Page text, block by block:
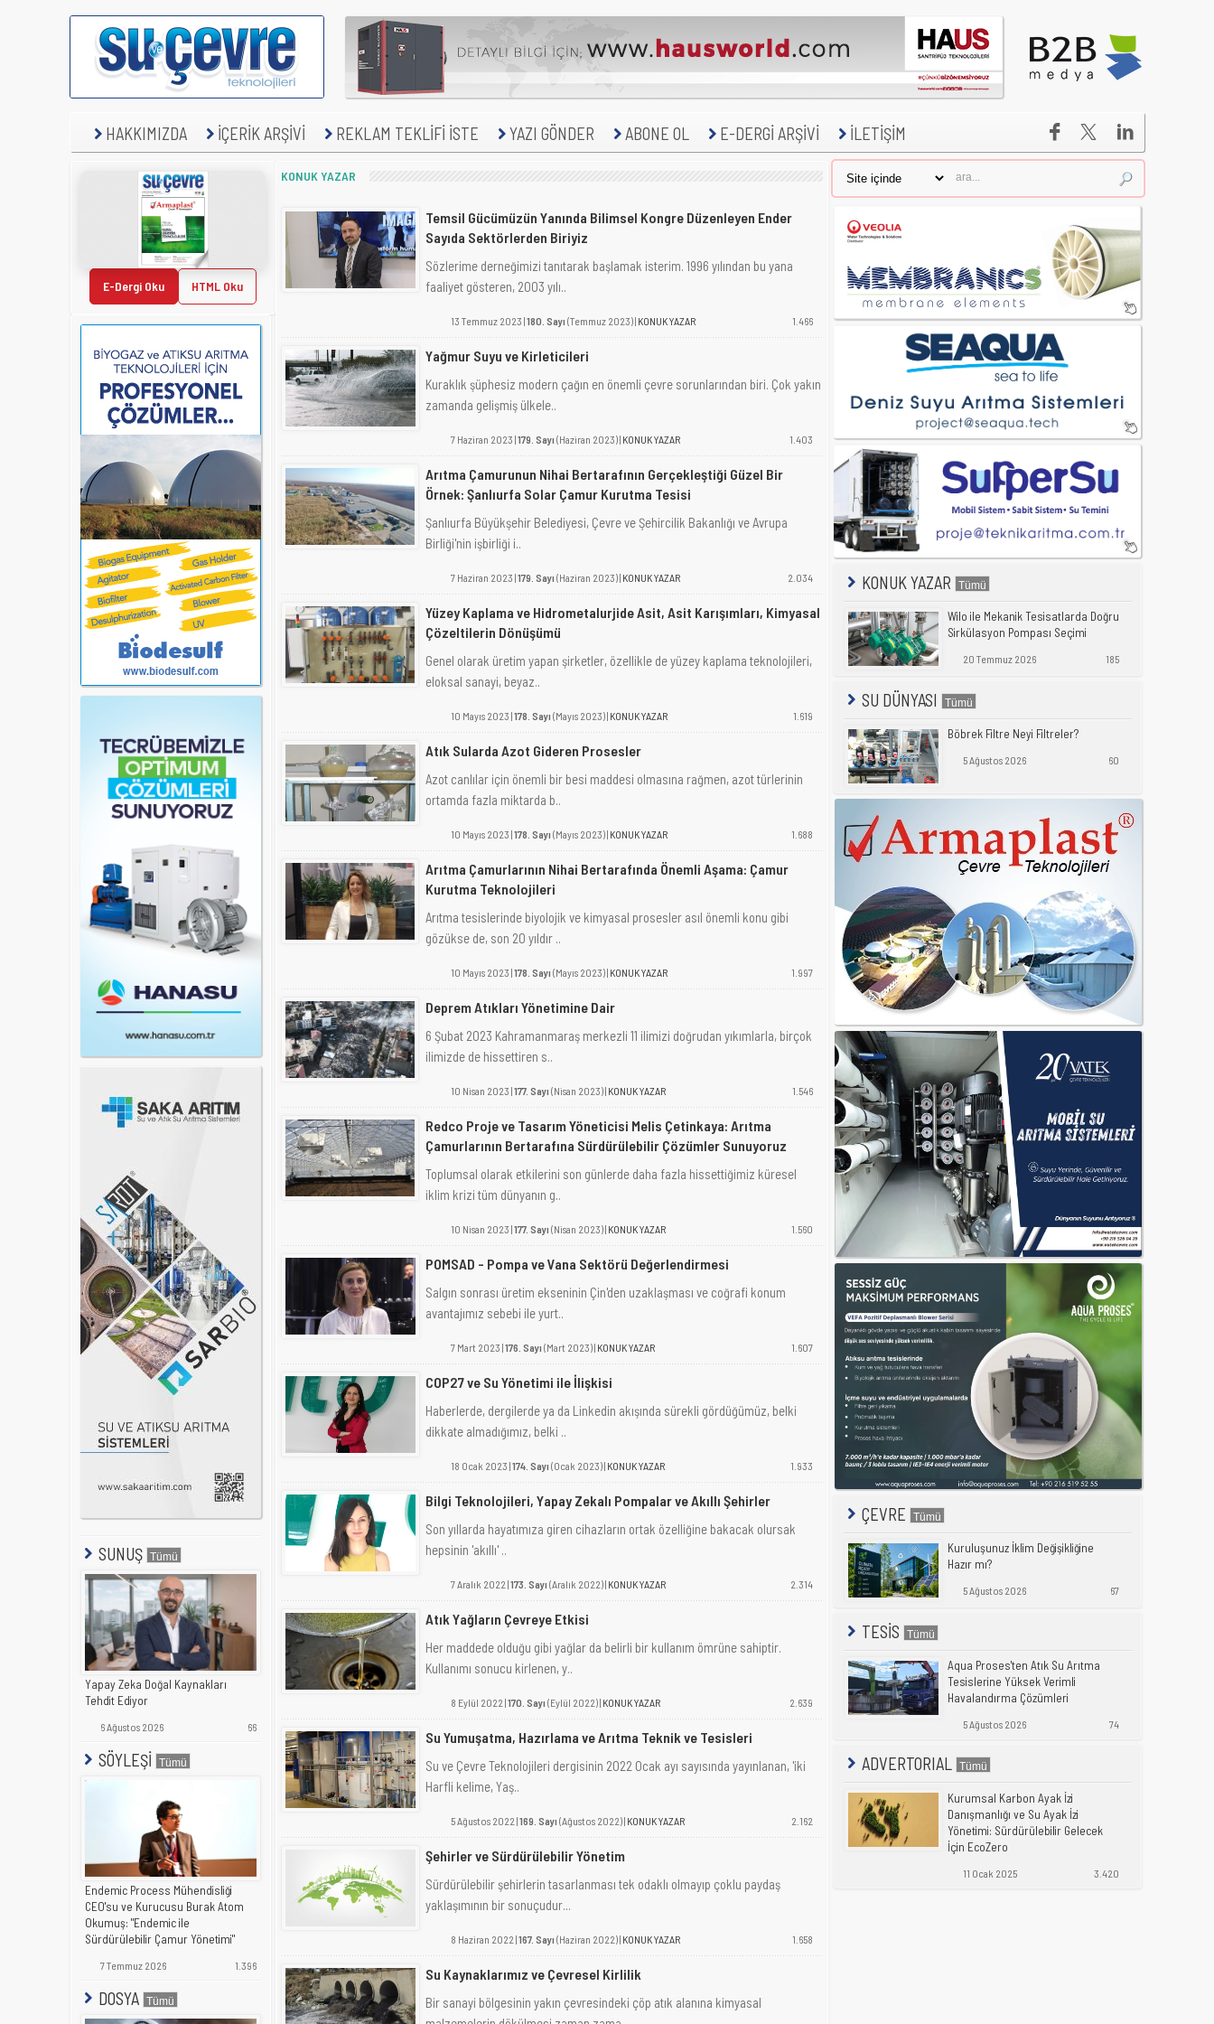
HAKKIMIZDA İÇERİK ARŞİVİ REKLAM TEKLİFİ İSTE YAZI GÖNDER ABONE OL E-DERGİ ARŞİVİ İLETİŞİM 

E-Dergi Oku HTML Oku
SUNUŞ
Yapay Zeka Doğal Kaynakları
Tehdit Ediyor
6 Ağustos 2026 66
SÖYLEŞİ
Endemic Process Mühendisliği
CEO'su ve Kurucusu Burak Atom
Okumuş: "Endemic ile
Sürdürülebilir Çamur Yönetimi"
7 Temmuz 2026 1.396
DOSYA
KONUK YAZAR
Temsil Gücümüzün Yanında Bilimsel Kongre Düzenleyen Ender
Sayıda Sektörlerden Biriyiz
Sözlerime derneğimizi tanıtarak başlamak isterim. 1996 yılından bu yana
faaliyet gösteren, 2003 yılı..
13 Temmuz 2023 |180. Sayı (Temmuz 2023) | KONUK YAZAR 1.466
Yağmur Suyu ve Kirleticileri
Kuraklık şüphesiz modern çağın en önemli çevre sorunlarından biri. Çok yakın
zamanda gelişmiş ülkele..
7 Haziran 2023 |179. Sayı (Haziran 2023) | KONUK YAZAR 1.403
Arıtma Çamurunun Nihai Bertarafının Gerçekleştiği Güzel Bir
Örnek: Şanlıurfa Solar Çamur Kurutma Tesisi
Şanlıurfa Büyükşehir Belediyesi, Çevre ve Şehircilik Bakanlığı ve Avrupa
Birliği'nin işbirliği i..
7 Haziran 2023 |179. Sayı (Haziran 2023) | KONUK YAZAR 2.034
Yüzey Kaplama ve Hidrometalurjide Asit, Asit Karışımları, Kimyasal
Çözeltilerin Dönüşümü
Genel olarak üretim yapan şirketler, özellikle de yüzey kaplama teknolojileri,
eloksal sanayi, beyaz..
10 Mayıs 2023 |178. Sayı (Mayıs 2023) | KONUK YAZAR 1.619
Atık Sularda Azot Gideren Prosesler
Azot canlılar için önemli bir besi maddesi olmasına rağmen, azot türlerinin
ortamda fazla miktarda b..
10 Mayıs 2023 |178. Sayı (Mayıs 2023) | KONUK YAZAR 1.688
Arıtma Çamurlarının Nihai Bertarafında Önemli Aşama: Çamur
Kurutma Teknolojileri
Arıtma tesislerinde biyolojik ve kimyasal prosesler asıl önemli konu gibi
gözükse de, son 20 yıldır ..
10 Mayıs 2023 |178. Sayı (Mayıs 2023) | KONUK YAZAR 1.997
Deprem Atıkları Yönetimine Dair
6 Şubat 2023 Kahramanmaraş merkezli 11 ilimizi doğrudan yıkımlarla, birçok
ilimizde de hissettiren s..
10 Nisan 2023 |177. Sayı (Nisan 2023) | KONUK YAZAR 1.546
Redco Proje ve Tasarım Yöneticisi Melis Çetinkaya: Arıtma
Çamurlarının Bertarafına Sürdürülebilir Çözümler Sunuyoruz
Toplumsal olarak etkilerini son günlerde daha fazla hissettiğimiz küresel
iklim krizi tüm dünyanın g..
10 Nisan 2023 |177. Sayı (Nisan 2023) | KONUK YAZAR 1.560
POMSAD - Pompa ve Vana Sektörü Değerlendirmesi
Salgın sonrası üretim ekseninin Çin'den uzaklaşması ve coğrafi konum
avantajımız sebebi ile yurt..
7 Mart 2023 |176. Sayı (Mart 2023) | KONUK YAZAR 1.607
COP27 ve Su Yönetimi ile İlişkisi
Haberlerde, dergilerde ya da Linkedin akışında sürekli gördüğümüz, belki
dikkate almadığımız, belki ..
18 Ocak 2023 |174. Sayı (Ocak 2023) | KONUK YAZAR 1.933
Bilgi Teknolojileri, Yapay Zekalı Pompalar ve Akıllı Şehirler
Son yıllarda hayatımıza giren cihazların ortak özelliğine bakacak olursak
hepsinin 'akıllı' ..
7 Aralık 2022 |173. Sayı (Aralık 2022) | KONUK YAZAR 2.314
Atık Yağların Çevreye Etkisi
Her maddede olduğu gibi yağlar da belirli bir kullanım ömrüne sahiptir.
Kullanımı sonucu kirlenen, y..
8 Eylül 2022 |170. Sayı (Eylül 2022) | KONUK YAZAR 2.639
Su Yumuşatma, Hazırlama ve Arıtma Teknik ve Tesisleri
Su ve Çevre Teknolojileri dergisinin 2022 Ocak ayı sayısında yayınlanan, 'iki
Harfli kelime, Yaş..
5 Ağustos 2022 |169. Sayı (Ağustos 2022) | KONUK YAZAR 2.162
Şehirler ve Sürdürülebilir Yönetim
Sürdürülebilir şehirlerin tasarlanması tek odaklı olmayıp çoklu paydaş
yaklaşımının bir sonuçudur...
8 Haziran 2022 |167. Sayı (Haziran 2022) | KONUK YAZAR 1.658
Su Kaynaklarımız ve Çevresel Kirlilik
Bir sanayi bölgesinin yakın çevresindeki çöp atık alanına kimyasal
KONUK YAZAR
Wilo ile Mekanik Tesisatlarda Doğru
Sirkülasyon Pompası Seçimi
20 Temmuz 2026 185
SU DÜNYASI
Böbrek Filtre Neyi Filtreler?
5 Ağustos 2026 60
ÇEVRE
Kuruluşunuz İklim Değişikliğine
Hazır mı?
5 Ağustos 2026 67
TESİS
Aqua Proses'ten Atık Su Arıtma
Tesislerine Yüksek Verimli
Havalandırma Çözümleri
5 Ağustos 2026 74
ADVERTORIAL
Kurumsal Karbon Ayak İzi
Danışmanlığı ve Su Ayak İzi
Yönetimi: Sürdürülebilir Gelecek
İçin EcoZero
11 Ocak 2025 3.420